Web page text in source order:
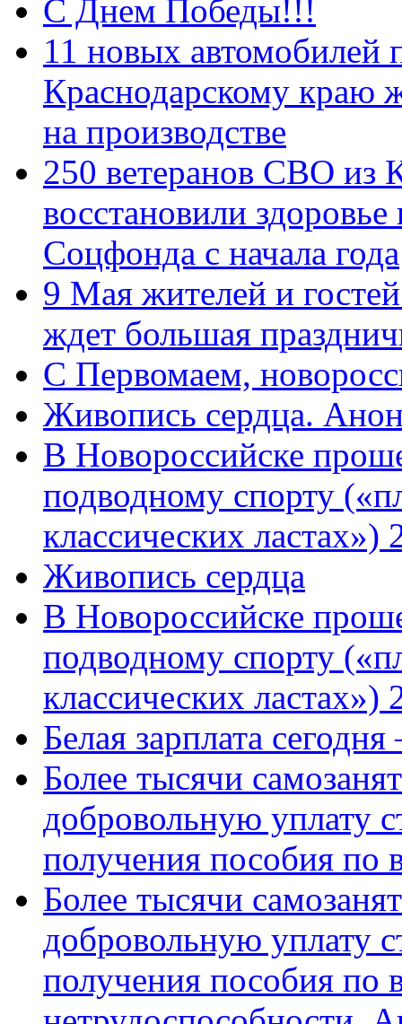
С Днем Победы!!!
11 новых автомобилей
Краснодарскому краю
на производстве
250 ветеранов СВО из
восстановили
Соцфонда с начала года
9 Мая жителей и
ждет большая
C Первомаем,
Живопись сердца.
В Новороссийске
подводному спорту
классических
Живопись сердца
В Новороссийске
подводному спорту
классических ластах»)
Белая зарплата
Более тысячи
добровольную уплату
получения пособия по
Более тысячи
добровольную уплату
получения пособия по